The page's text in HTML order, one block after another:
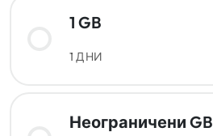
1 GB
1 ДНИ
Неограничени GB